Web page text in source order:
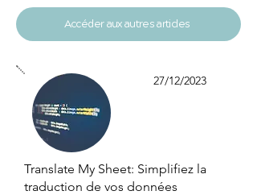
Accéder aux autres articles
27/12/2023
Translate My Sheet: Simplifiez la
traduction de vos données